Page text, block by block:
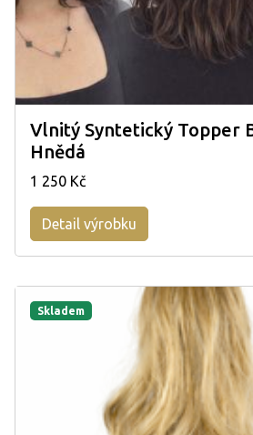
Vlnitý Syntetický Topper
Hnědá
1 250 Kč
Detail výrobku
Skladem